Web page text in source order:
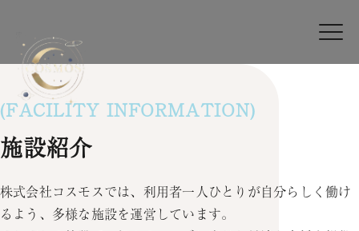
(FACILITY INFORMATION)
施設紹介
株式会社コスモスでは、利用者一人ひとりが自分らしく働け
るよう、多様な施設を運営しています。